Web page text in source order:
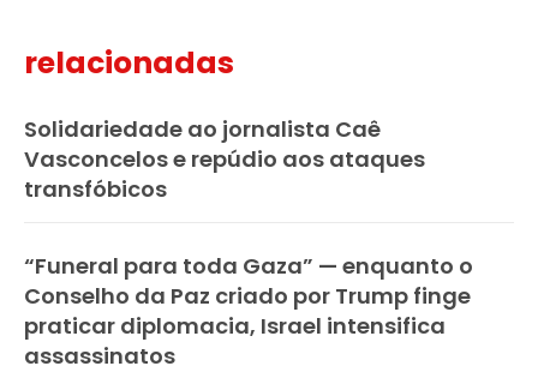
relacionadas
Solidariedade ao jornalista Caê
Vasconcelos e repúdio aos ataques
transfóbicos
“Funeral para toda Gaza” — enquanto o
Conselho da Paz criado por Trump finge
praticar diplomacia, Israel intensifica
assassinatos